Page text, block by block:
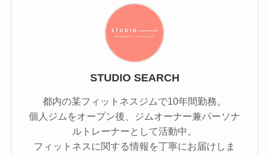
STUDIO SEARCH
都内の某フィットネスジムで10年間勤務。
個人ジムをオープン後、ジムオーナー兼パーソナ
ルトレーナーとして活動中。
フィットネスに関する情報を丁寧にお届けしま